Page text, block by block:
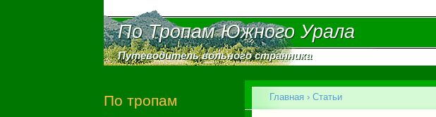
По Тропам Южного Урала
По Тропам Южного Урала
Путеводитель вольного странника
Путеводитель вольного странника
По тропам
Главная › Статьи